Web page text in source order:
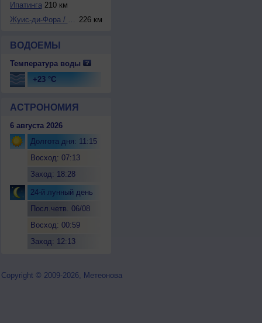
Ипатинга210 км
Жуис-ди-Фора / Пр... 226 км
ВОДОЕМЫ
Температура воды
+23 °C
АСТРОНОМИЯ
6 августа 2026
Долгота дня: 11:15
Восход: 07:13
Заход: 18:28
24-й лунный день
Посл.четв. 06/08
Восход: 00:59
Заход: 12:13
Copyright © 2009-2026, Метеонова